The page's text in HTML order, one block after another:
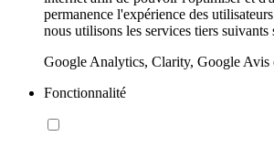
permanence l'expérience des
nous utilisons les services tiers suivants
Google Analytics, Clarity, Google Avis
Fonctionnalité